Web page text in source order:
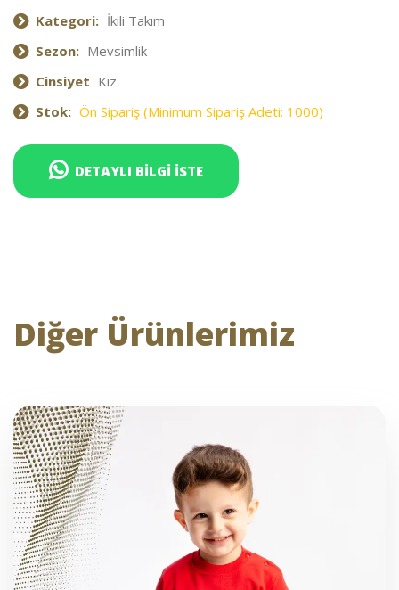
Kategori: İkili Takım
Sezon: Mevsimlik
Cinsiyet Kız
Stok: Ön Sipariş (Minimum Sipariş Adeti: 1000)
DETAYLI BİLGİ İSTE
Diğer Ürünlerimiz